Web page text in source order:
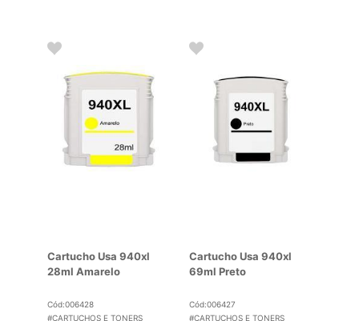
Cartucho Usa 940xl
28ml Amarelo
Cód:006428
#CARTUCHOS E TONERS
Cartucho Usa 940xl
69ml Preto
Cód:006427
#CARTUCHOS E TONERS